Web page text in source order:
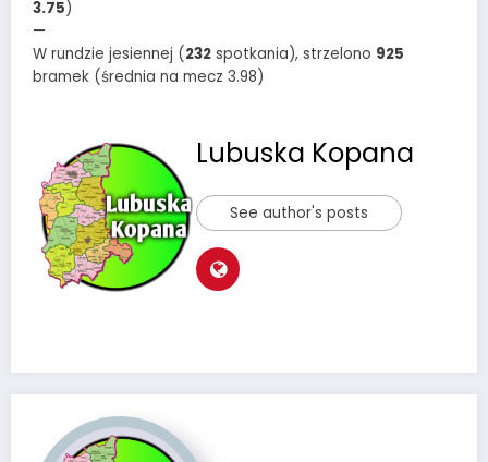
3.75)
—
W rundzie jesiennej (232 spotkania), strzelono 925
bramek (średnia na mecz 3.98)
Lubuska Kopana
See author's posts